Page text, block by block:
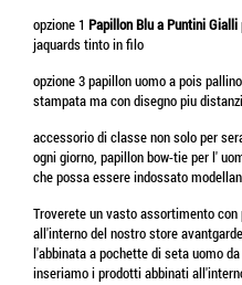
opzione 1 Papillon Blua Puntini Gialli
jaquards tinto in filo
opzione 3 papillon uomo a pois
stampata ma con disegno piu
accessorio di classe non solo per
ogni giorno, papillon bow-tie per l'
che possa essere indossato
Troverete un vasto assortimento
all'interno del nostro store
l'abbinata a pochette di seta uomo
inseriamo i prodotti abbinati